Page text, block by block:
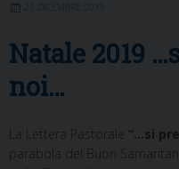
21 DICEMBRE 2019
Natale 2019
noi…
La Lettera Pastorale “…si
parabola del Buon